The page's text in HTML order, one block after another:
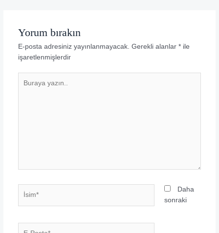
Yorum bırakın
E-posta adresiniz yayınlanmayacak. Gerekli alanlar *ile
işaretlenmişlerdir
Daha
sonraki